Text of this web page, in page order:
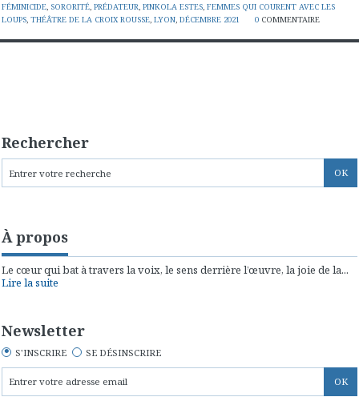
FÉMINICIDE, SORORITÉ, PRÉDATEUR, PINKOLA ESTES, FEMMES QUI COURENT AVEC LES
LOUPS, THÉÂTRE DE LA CROIX ROUSSE, LYON, DÉCEMBRE 2021 0 COMMENTAIRE
Rechercher
À propos
Le cœur qui bat à travers la voix, le sens derrière l’œuvre, la joie de la...
Lire la suite
Newsletter
S'INSCRIRE SE DÉSINSCRIRE